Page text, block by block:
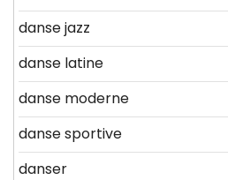
danse jazz
danse latine
danse moderne
danse sportive
danser